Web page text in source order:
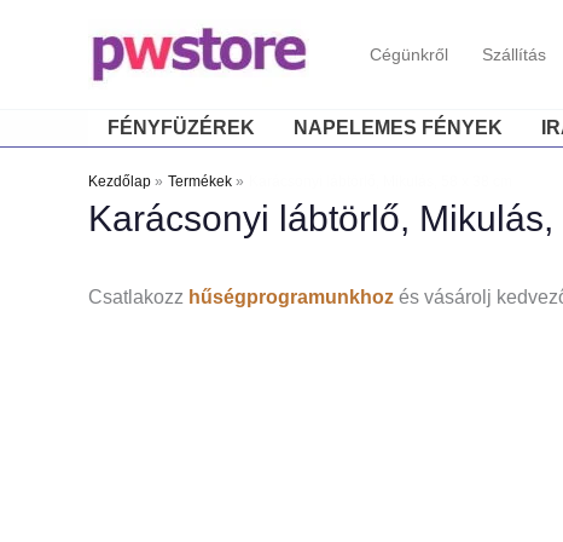
Cégünkről Szállítás
FÉNYFÜZÉREK NAPELEMES FÉNYEK
Kezdőlap Termékek
Karácsonyi lábtörlő, Mikulás,
Csatlakozz hűségprogramunkhozés vásárolj